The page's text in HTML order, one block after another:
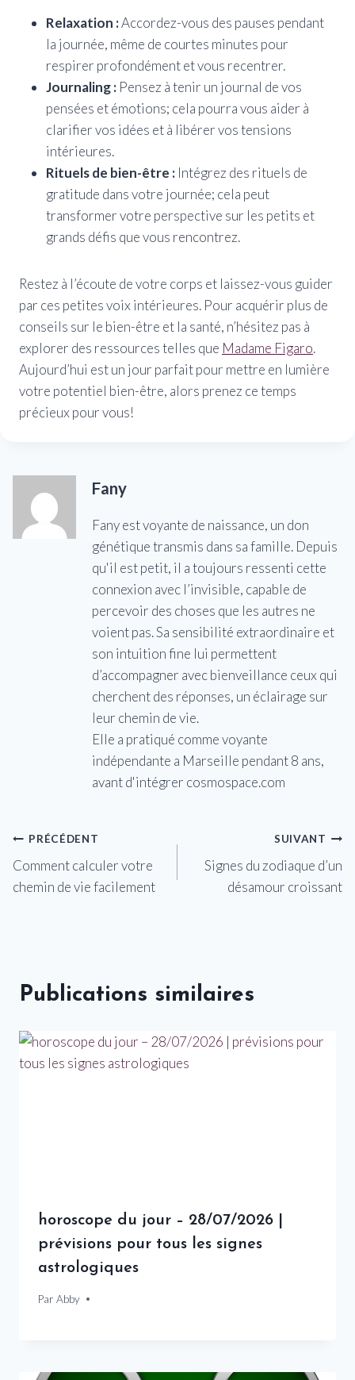
Relaxation :Accordez-vous des pauses pendant
la journée, même de courtes minutes pour
respirer profondément et vous recentrer.
Journaling : Pensez à tenir un journal de vos
pensées et émotions; cela pourra vous aider à
clarifier vos idées et à libérer vos tensions
intérieures.
Rituels de bien-être : Intégrez des rituels de
gratitude dans votre journée; cela peut
transformer votre perspective sur les petits et
grands défis que vous rencontrez.
Restez à l’écoute de votre corps et laissez-vous guider
par ces petites voix intérieures. Pour acquérir plus de
conseils sur le bien-être et la santé, n’hésitez pas à
explorer des ressources telles que Madame Figaro.
Aujourd’hui est un jour parfait pour mettre en lumière
votre potentiel bien-être, alors prenez ce temps
précieux pour vous!
Fany
Fany est voyante de naissance, un don
génétique transmis dans sa famille. Depuis
qu'il est petit, il a toujours ressenti cette
connexion avec l’invisible, capable de
percevoir des choses que les autres ne
voient pas. Sa sensibilité extraordinaire et
son intuition fine lui permettent
d’accompagner avec bienveillance ceux qui
cherchent des réponses, un éclairage sur
leur chemin de vie.
Elle a pratiqué comme voyante
indépendante a Marseille pendant 8 ans,
avant d'intégrer cosmospace.com
Navigation
de
PRÉCÉDENT
Comment calculer votre
chemin de vie facilement
SUIVANT
Signes du zodiaque d’un
désamour croissant
Publications similaires
horoscope du jour – 28/07/2026 |
prévisions pour tous les signes
astrologiques
Par Abby
28 juillet 2026